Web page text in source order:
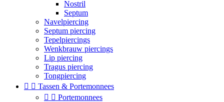
Nostril
Septum
Navelpiercing
Septum piercing
Tepelpiercings
Wenkbrauw piercings
Lip piercing
Tragus piercing
Tongpiercing
  Tassen & Portemonnees
  Portemonnees